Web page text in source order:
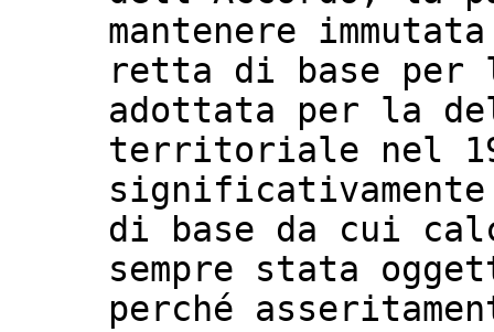
mantenere
retta di base per
adottata per la
territoriale nel
di base da cui
sempre stata
perché